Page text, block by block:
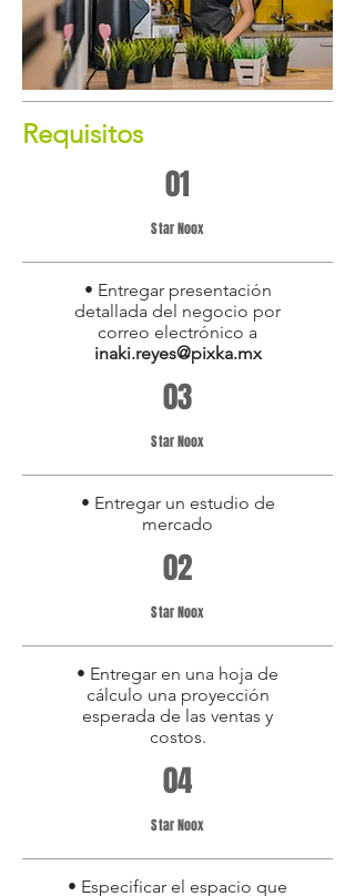
Requisitos
01
Star Noox
• Entregar presentación
detallada del negocio por
correo electrónico a
inaki.reyes@pixka.mx
03
Star Noox
• Entregar un estudio de
mercado
02
Star Noox
• Entregar en una hoja de
cálculo una proyección
esperada de las ventas y
costos.
04
Star Noox
• Especificar el espacio que